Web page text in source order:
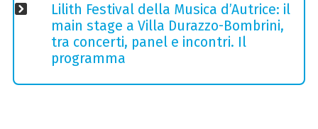
Lilith Festival della Musica d’Autrice: il
main stage a Villa Durazzo-Bombrini,
tra concerti, panel e incontri. Il
programma